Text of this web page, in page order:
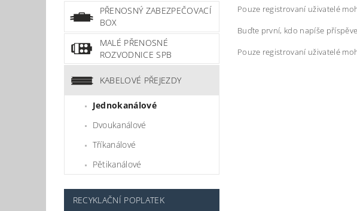
PŘENOSNÝ ZABEZPEČOVACÍ
BOX
MALÉ PŘENOSNÉ
ROZVODNICE SPB
KABELOVÉ PŘEJEZDY
Jednokanálové
Dvoukanálové
Tříkanálové
Pětikanálové
RECYKLAČNÍ POPLATEK
Pouze registrovaní uživatelé
Buďte první, kdo napíše
Pouze registrovaní uživatelé